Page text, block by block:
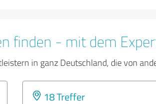
finden - mit dem
in ganz Deutschland, die von
18 Treffer